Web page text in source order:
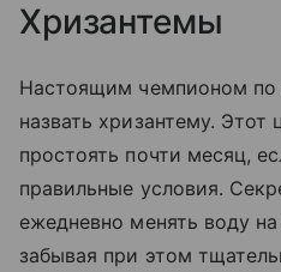
Хризантемы
Настоящим чемпионом
назвать хризантему. Этот
простоять почти месяц,
правильные условия.
ежедневно менять воду
забывая при этом